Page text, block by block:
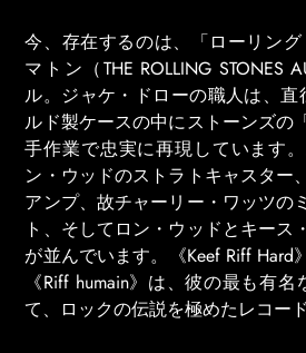
今、存在するのは、「ローリン
マトン（THE ROLLING STONES
ル。ジャケ・ドローの職人は、直
ルド製ケースの中にストーンズの
手作業で忠実に再現しています
ン・ウッドのストラトキャスター
アンプ、故チャーリー・ワッツの
ト、そしてロン・ウッドとキース
が並んでいます。《Keef Riff Hard
《Riff humain》は、彼の最も有
て、ロックの伝説を極めたレコー